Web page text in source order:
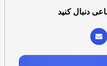
دنبال کنید